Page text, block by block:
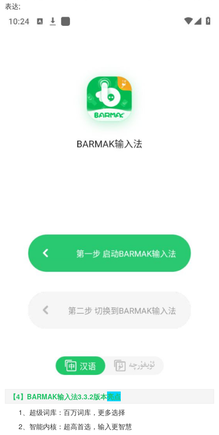
表达;
【4】BARMAK输入法3.3.2版本亮点
1、超级词库：百万词库，更多选择
2、智能内核：超高首选，输入更智慧